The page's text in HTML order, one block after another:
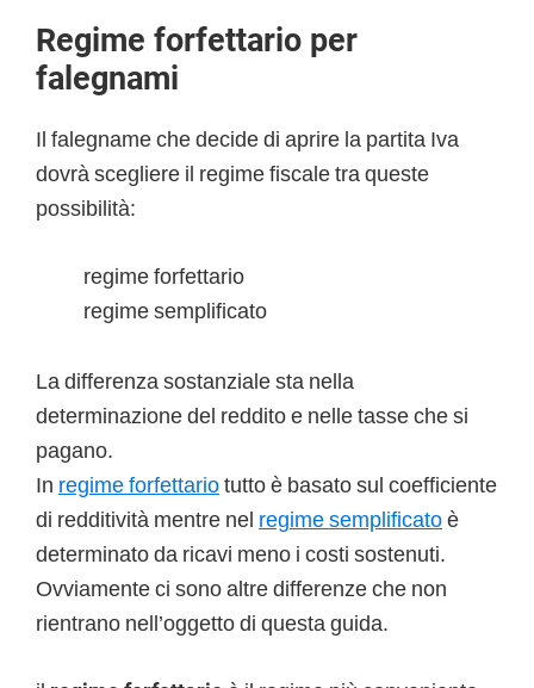
Regime forfettario per
falegnami
Il falegname che decide di aprire la partita Iva
dovrà scegliere il regime fiscale tra queste
possibilità:
regime forfettario
regime semplificato
La differenza sostanziale sta nella
determinazione del reddito e nelle tasse che si
pagano.
In regime forfettariotutto è basato sul coefficiente
di redditività mentre nel regime semplificatoè
determinato da ricavi meno i costi sostenuti.
Ovviamente ci sono altre differenze che non
rientrano nell’oggetto di questa guida.